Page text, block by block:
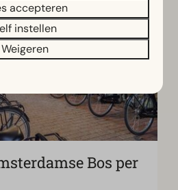
Bos per
accepteren
instellen
Weigeren